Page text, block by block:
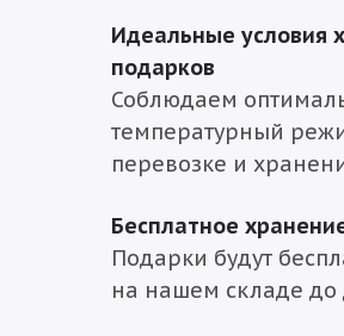
Идеальные условия
подарков
Соблюдаем
температурный
перевозке и
Бесплатное
Подарки будут
на нашем складе до